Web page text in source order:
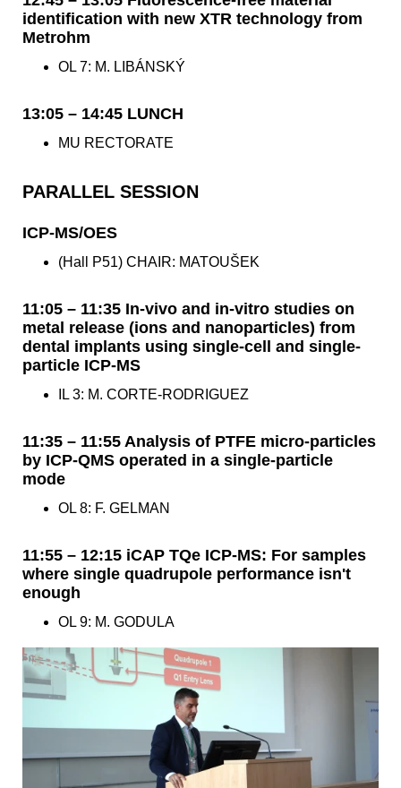
identification with new XTR technology from
Metrohm
OL 7: M. LIBÁNSKÝ
13:05 – 14:45 LUNCH
MU RECTORATE
PARALLEL SESSION
ICP-MS/OES
(Hall P51) CHAIR: MATOUŠEK
11:05 – 11:35 In-vivo and in-vitro studies on
metal release (ions and nanoparticles) from
dental implants using single-cell and single-
particle ICP-MS
IL 3: M. CORTE-RODRIGUEZ
11:35 – 11:55 Analysis of PTFE micro-particles
by ICP-QMS operated in a single-particle
mode
OL 8: F. GELMAN
11:55 – 12:15 iCAP TQe ICP-MS: For samples
where single quadrupole performance isn't
enough
OL 9: M. GODULA